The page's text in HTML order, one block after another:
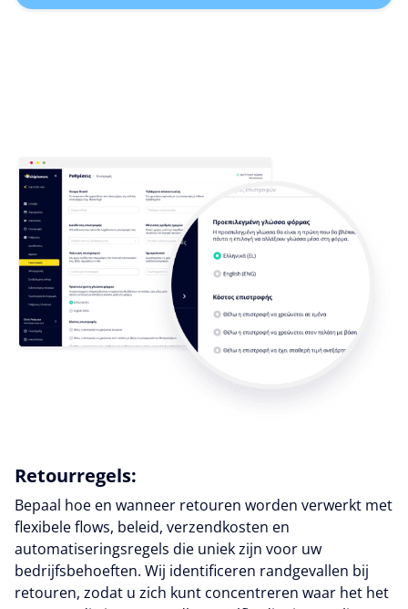
Retourregels:
Bepaal hoe en wanneer retouren worden verwerkt met
flexibele flows, beleid, verzendkosten en
automatiseringsregels die uniek zijn voor uw
bedrijfsbehoeften. Wij identificeren randgevallen bij
retouren, zodat u zich kunt concentreren waar het het